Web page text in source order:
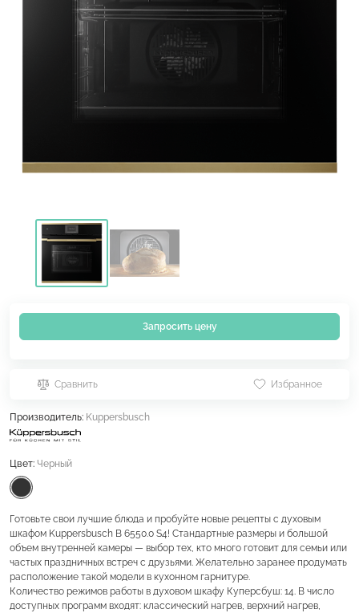
Запросить цену
Сравнить Избранное
Производитель: Kuppersbusch
Цвет: Черный
Готовьте свои лучшие блюда и пробуйте новые рецепты с духовым
шкафом Kuppersbusch B 6550.0 S4! Стандартные размеры и большой
объем внутренней камеры — выбор тех, кто много готовит для семьи или
частых праздничных встреч с друзьями. Желательно заранее продумать
расположение такой модели в кухонном гарнитуре.
Количество режимов работы в духовом шкафу Куперсбуш: 14. В число
доступных программ входят: классический нагрев, верхний нагрев,